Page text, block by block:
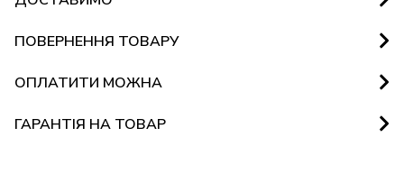
ПОВЕРНЕННЯ ТОВАРУ
ОПЛАТИТИ МОЖНА
ГАРАНТІЯ НА ТОВАР